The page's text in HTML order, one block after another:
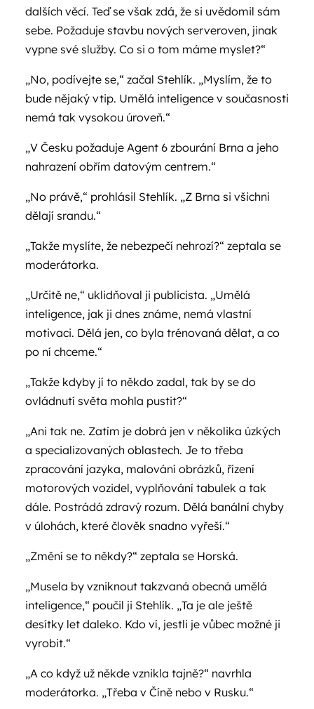
dalších věcí. Teď se však zdá, že si uvědomil sám
sebe. Požaduje stavbu nových serveroven, jinak
vypne své služby. Co si o tom máme myslet?“
„No, podívejte se,“ začal Stehlík. „Myslím, že to
bude nějaký vtip. Umělá inteligence v současnosti
nemá tak vysokou úroveň.“
„V Česku požaduje Agent 6 zbourání Brna a jeho
nahrazení obřím datovým centrem.“
„No právě,“ prohlásil Stehlík. „Z Brna si všichni
dělají srandu.“
„Takže myslíte, že nebezpečí nehrozí?“ zeptala se
moderátorka.
„Určitě ne,“ uklidňoval ji publicista. „Umělá
inteligence, jak ji dnes známe, nemá vlastní
motivaci. Dělá jen, co byla trénovaná dělat, a co
po ní chceme.“
„Takže kdyby jí to někdo zadal, tak by se do
ovládnutí světa mohla pustit?“
„Ani tak ne. Zatím je dobrá jen v několika úzkých
a specializovaných oblastech. Je to třeba
zpracování jazyka, malování obrázků, řízení
motorových vozidel, vyplňování tabulek a tak
dále. Postrádá zdravý rozum. Dělá banální chyby
v úlohách, které člověk snadno vyřeší.“
„Změní se to někdy?“ zeptala se Horská.
„Musela by vzniknout takzvaná obecná umělá
inteligence,“ poučil ji Stehlík. „Ta je ale ještě
desítky let daleko. Kdo ví, jestli je vůbec možné ji
vyrobit.“
„A co když už někde vznikla tajně?“ navrhla
moderátorka. „Třeba v Číně nebo v Rusku.“